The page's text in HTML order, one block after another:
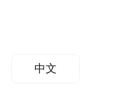
中文